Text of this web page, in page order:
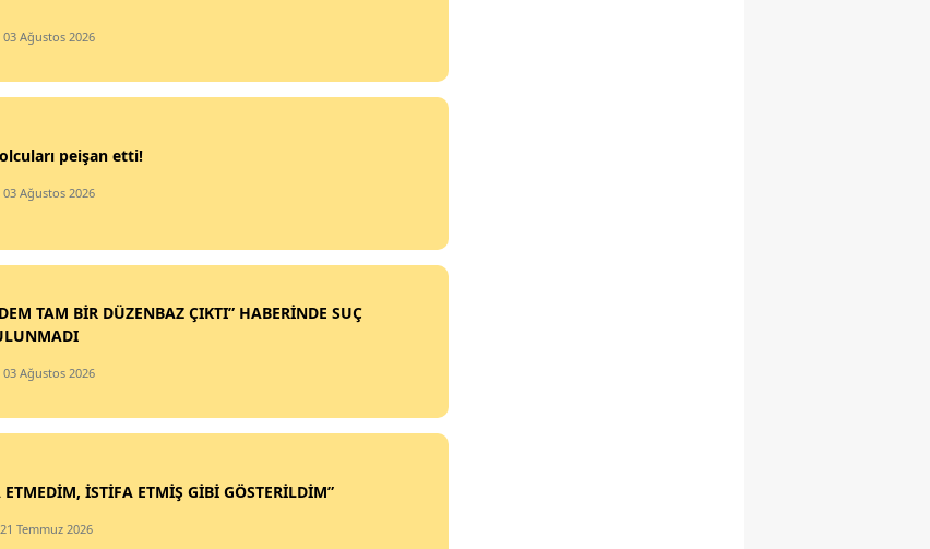
03 Ağustos 2026
peişan etti!
03 Ağustos 2026
TAM BİR DÜZENBAZ ÇIKTI” HABERİNDE SUÇ
03 Ağustos 2026
ETMEDİM, İSTİFA ETMİŞ GİBİ GÖSTERİLDİM”
Temmuz 2026